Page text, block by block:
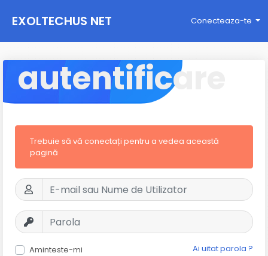
EXOLTECHUS NET
WORK
Conecteaza-te
autentificare
Trebuie să vă conectați pentru a vedea această
pagină
Aminteste-mi Ai uitat parola ?